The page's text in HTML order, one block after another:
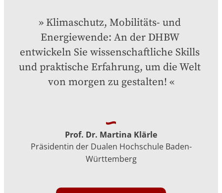
Klimaschutz, Mobilitäts- und
Energiewende: An der DHBW
entwickeln Sie wissenschaftliche Skills
und praktische Erfahrung, um die Welt
von morgen zu gestalten!
Prof. Dr. Martina Klärle
Präsidentin der Dualen Hochschule Baden-
Württemberg